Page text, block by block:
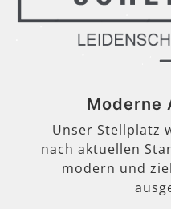
Moderne
Unser Stellplatz
nach aktuellen
modern und